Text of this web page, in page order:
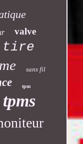
valve
tire
sans fil
tpm
tpms